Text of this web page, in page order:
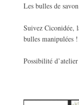
Les bulles de
Suivez Ciconidée,
bulles manipulées !
Possibilité